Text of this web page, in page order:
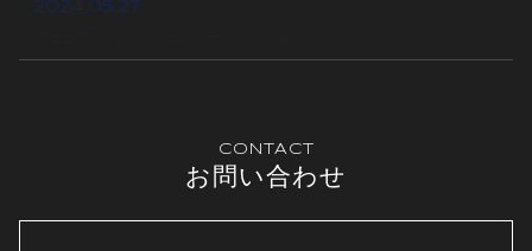
2024.05.27
CONTACT
お問い合わせ